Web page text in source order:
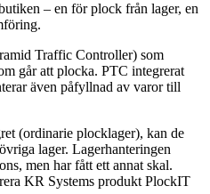
– en för plock från lager, en
Traffic Controller) som
går att plocka. PTC integrerat
även påfyllnad av varor till
(ordinarie plocklager), kan de
lager. Lagerhanteringen
men har fått ett annat skal.
KR Systems produkt PlockIT